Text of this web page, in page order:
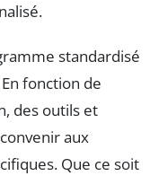
standardisé
fonction de
des outils et
aux
Que ce soit